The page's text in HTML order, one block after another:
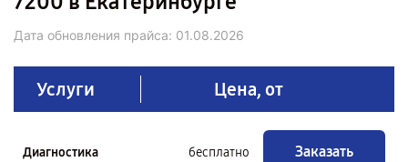
Дата обновления прайса: 01.08.2026
Услуги Цена, от
Диагностика бесплатно Заказать